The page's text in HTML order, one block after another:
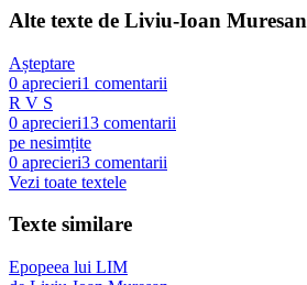
Alte texte de Liviu-Ioan Muresan
Așteptare
0 aprecieri1 comentarii
R V S
0 aprecieri13 comentarii
pe nesimțite
0 aprecieri3 comentarii
Vezi toate textele
Texte similare
Epopeea lui LIM